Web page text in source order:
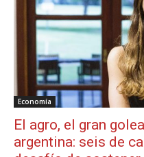
Economía
El agro, el gran
argentina: seis de